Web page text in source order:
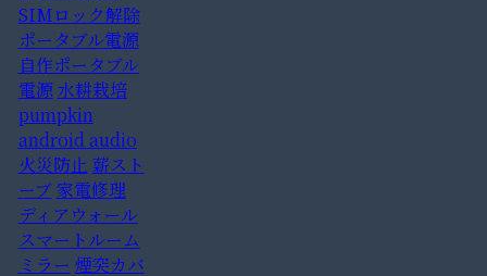
SIMロック解除
ポータブル電源
自作ポータブル
電源水耕栽培
pumpkin
android audio
火災防止 薪スト
ーブ家電修理
ディアウォール
スマートルーム
ミラー 煙突カバ